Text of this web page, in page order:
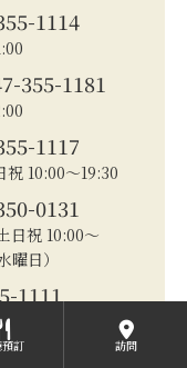
1114
355-1181
1117
祝 10:00～19:30
0131
日祝 10:00～
曜日）
1111
訂 訪問